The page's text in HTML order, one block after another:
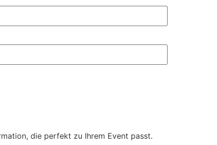
die perfekt zu Ihrem Event passt.